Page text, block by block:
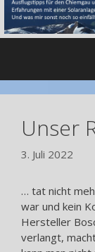
Unser
3. Juli 2022
… tat nicht
war und kein
Hersteller
verlangt,